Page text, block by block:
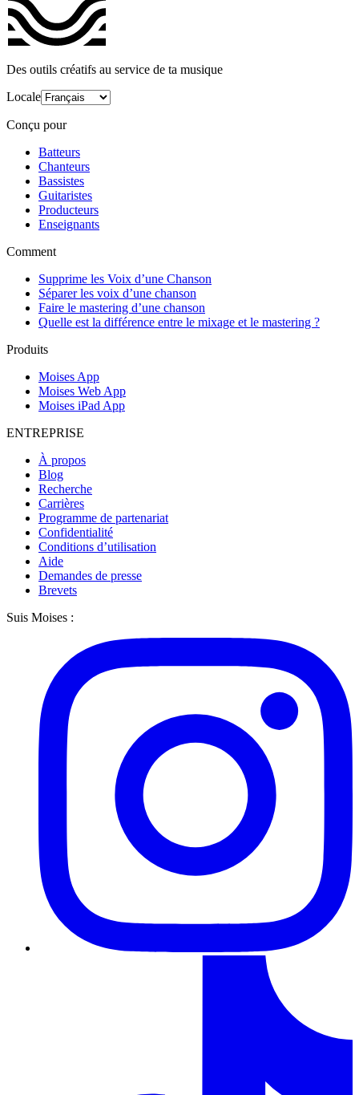
Des outils créatifs au service de ta musique
Locale
Conçu pour
Batteurs
Chanteurs
Bassistes
Guitaristes
Producteurs
Enseignants
Comment
Supprime les Voix d’une Chanson
Séparer les voix d’une chanson
Faire le mastering d’une chanson
Quelle est la différence entre le mixage et le mastering ?
Produits
Moises App
Moises Web App
Moises iPad App
ENTREPRISE
À propos
Blog
Recherche
Carrières
Programme de partenariat
Confidentialité
Conditions d’utilisation
Aide
Demandes de presse
Brevets
Suis Moises :